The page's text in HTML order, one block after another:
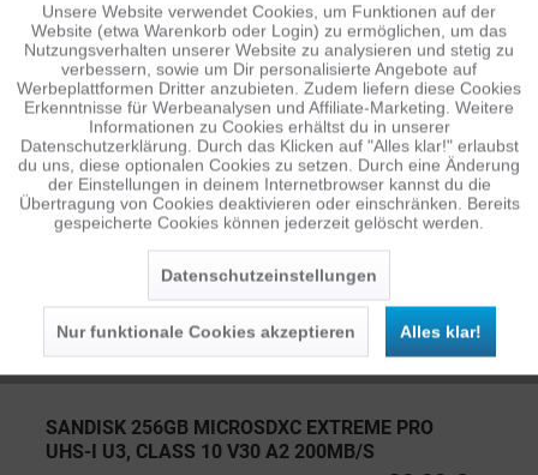
ÄHNLICHE ARTIKEL
Diese Artikel sind dem Produkt ähnlich ...mehr
Persönliche Empfehlungen
SANDISK 256GB MICROSDXC EXTREME PRO
UHS-I U3, CLASS 10 V30 A2 200MB/S
Funktionale Aktiv
Tracking Inaktiv
Personalisierung Inaktiv
Service Inaktiv
Unsere Website verwendet Cookies, um Funktionen auf der
Website (etwa Warenkorb oder Login) zu ermöglichen, um das
Nutzungsverhalten unserer Website zu analysieren und stetig zu
verbessern, sowie um Dir personalisierte Angebote auf
Werbeplattformen Dritter anzubieten. Zudem liefern diese Cookies
Erkenntnisse für Werbeanalysen und Affiliate-Marketing. Weitere
Informationen zu Cookies erhältst du in unserer
Datenschutzerklärung. Durch das Klicken auf "Alles klar!" erlaubst
du uns, diese optionalen Cookies zu setzen. Durch eine Änderung
der Einstellungen in deinem Internetbrowser kannst du die
Übertragung von Cookies deaktivieren oder einschränken. Bereits
gespeicherte Cookies können jederzeit gelöscht werden.
Datenschutzeinstellungen
Nur funktionale Cookies akzeptieren Alles klar!